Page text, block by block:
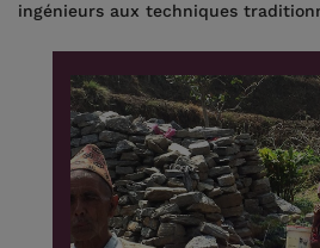
ingénieurs aux techniques